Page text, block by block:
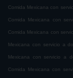
Comida Mexicana con
Comida Mexicana con
Comida Mexicana con
Mexicana con servicio a
Mexicana con servicio a
Comida Mexicana con